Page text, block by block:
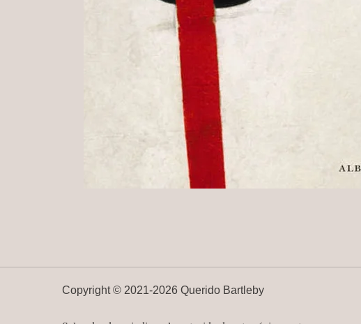
Copyright © 2021-2026 Querido Bartleby